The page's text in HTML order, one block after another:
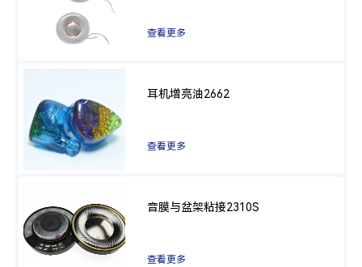
查看更多
耳机增亮油2662
查看更多
音膜与盆架粘接2310S
查看更多